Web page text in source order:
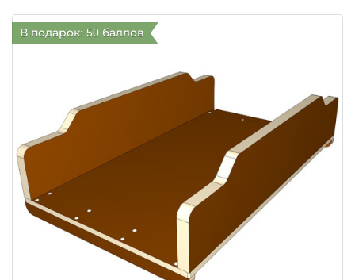
В подарок: 50 баллов